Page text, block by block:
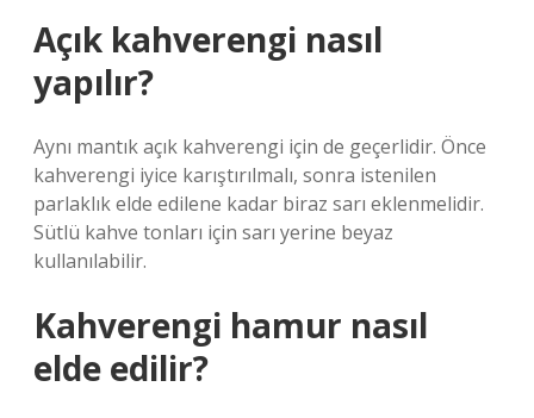
Açık kahverengi nasıl
yapılır?
Aynı mantık açık kahverengi için de geçerlidir. Önce
kahverengi iyice karıştırılmalı, sonra istenilen
parlaklık elde edilene kadar biraz sarı eklenmelidir.
Sütlü kahve tonları için sarı yerine beyaz
kullanılabilir.
Kahverengi hamur nasıl
elde edilir?